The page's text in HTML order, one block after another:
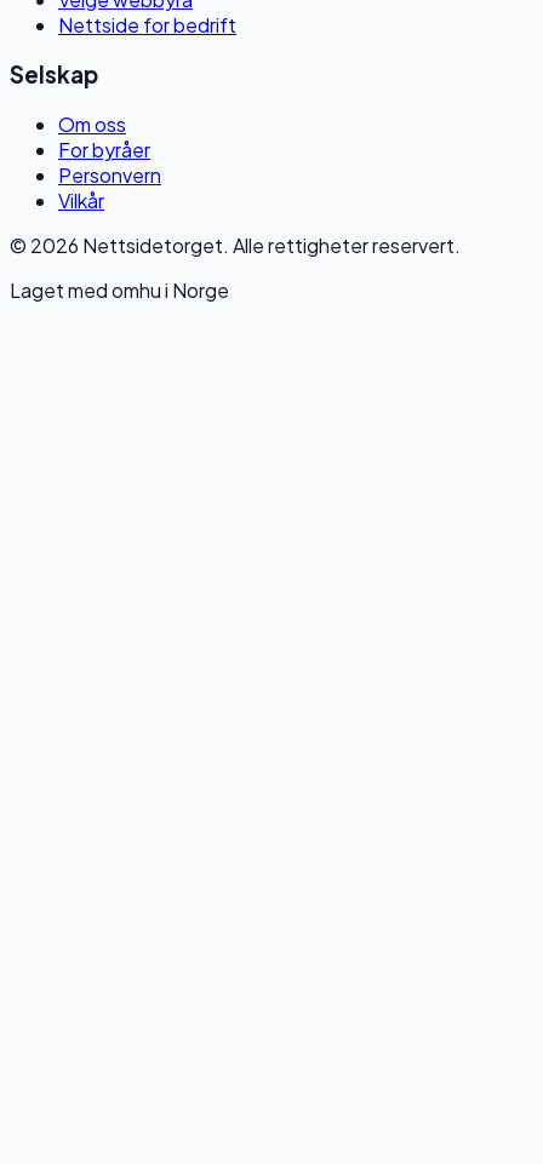
Nettside for bedrift
Selskap
Om oss
For byråer
Personvern
Vilkår
© 2026 Nettsidetorget. Alle rettigheter reservert.
Laget med omhu i Norge